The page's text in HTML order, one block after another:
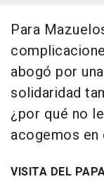
Para
abogó por
solidaridad
¿por qué no
acogemos
VISITA DEL